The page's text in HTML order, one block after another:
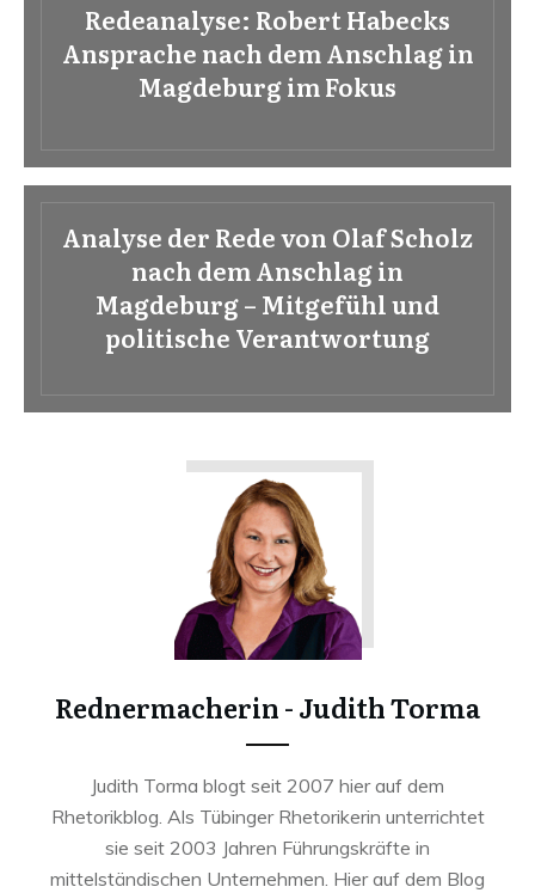
Redeanalyse: Robert Habecks
Ansprache nach dem Anschlag in
Magdeburg im Fokus
Analyse der Rede von Olaf Scholz
nach dem Anschlag in
Magdeburg – Mitgefühl und
politische Verantwortung
Rednermacherin - Judith Torma
Judith Torma blogt seit 2007 hier auf dem
Rhetorikblog. Als Tübinger Rhetorikerin unterrichtet
sie seit 2003 Jahren Führungskräfte in
mittelständischen Unternehmen. Hier auf dem Blog